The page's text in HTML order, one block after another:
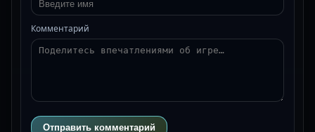
Комментарий
Отправить комментарий